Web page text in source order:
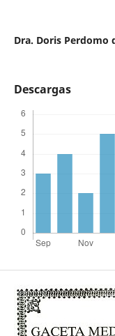
Dra. Doris Perdomo
Descargas